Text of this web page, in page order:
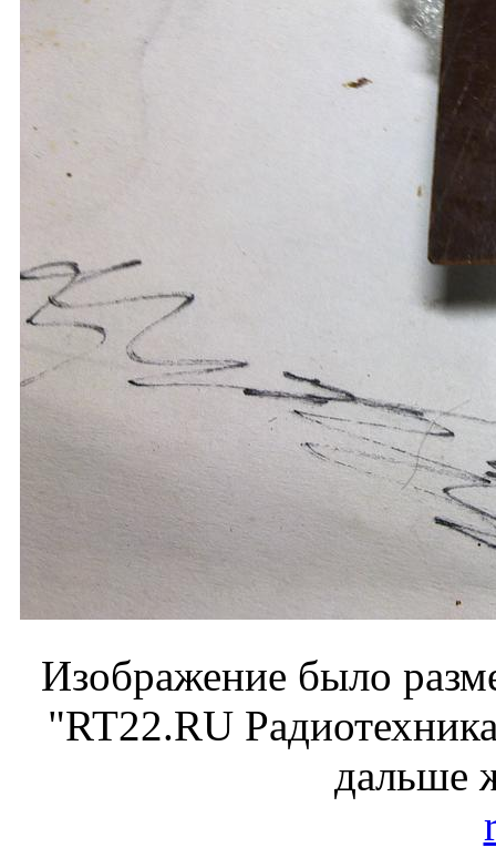
Изображение было
"RT22.RU
дальше